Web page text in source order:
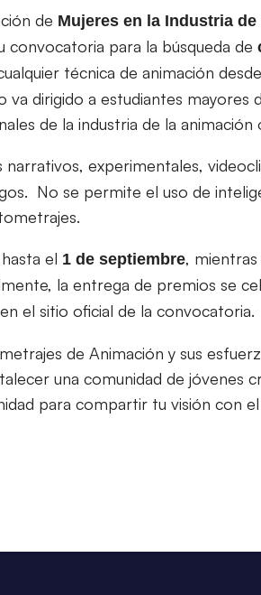
de Mujeres en la Industria
convocatoria para la búsqueda de
técnica de animación
dirigido a estudiantes mayores
de la industria de la animación
experimentales,
No se permite el uso de
el 1 de septiembre, mientras
la entrega de premios se
el sitio oficial de la convocatoria.
de Animación y sus
una comunidad de jóvenes
para compartir tu visión con